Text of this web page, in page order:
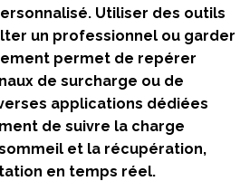
Utiliser des outils
un professionnel ou garder
permet de repérer
de surcharge ou de
applications dédiées
de suivre la charge
et la récupération,
en temps réel.